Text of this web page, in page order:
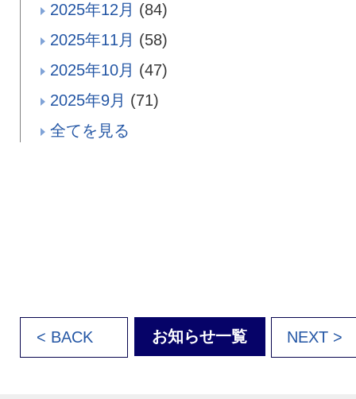
2025年12月 (84)
2025年11月 (58)
2025年10月 (47)
2025年9月 (71)
全てを見る
< BACK お知らせ一覧 NEXT >